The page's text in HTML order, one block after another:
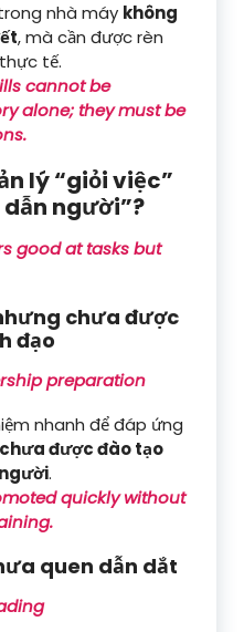
nhà máy không
, mà cần được rèn
tế.
cannot be
alone; they must be
lý “giỏi việc”
người”?
good at tasks but
chưa được
đạo
preparation
nhanh để đáp ứng
chưa được đào tạo
.
quickly without
quen dẫn dắt